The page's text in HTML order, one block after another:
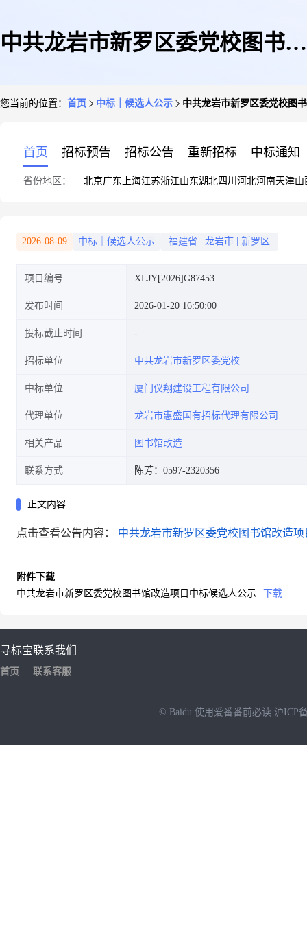
中共龙岩市新罗区委党校图书馆
您当前的位置： 首页 中标｜候选人公示 中共龙岩市新罗区委党校图
首页 招标预告 招标公告 重新招标 中标通知
省份地区： 北京广东 上海江苏浙江山东湖北四川 河北河南天津山
2026-08-09 中标｜候选人公示 福建省 龙岩市 新罗区
项目编号 XLJY[2026]G87453
发布时间 2026-01-20 16:50:00
投标截止时间
招标单位 中共龙岩市新罗区委党校
中标单位 厦门仪翔建设工程有限公司
代理单位 龙岩市惠盛国有招标代理有限公司
相关产品 图书馆改造
联系方式 陈芳：0597-2320356
正文内容
点击查看公告内容： 中共龙岩市新罗区委党校图书馆改造
附件下载
中共龙岩市新罗区委党校图书馆改造项目中标候选人公示
下载
寻标宝
首页
联系我们
联系客服
© Baidu 使用爱番番前必读 沪ICP